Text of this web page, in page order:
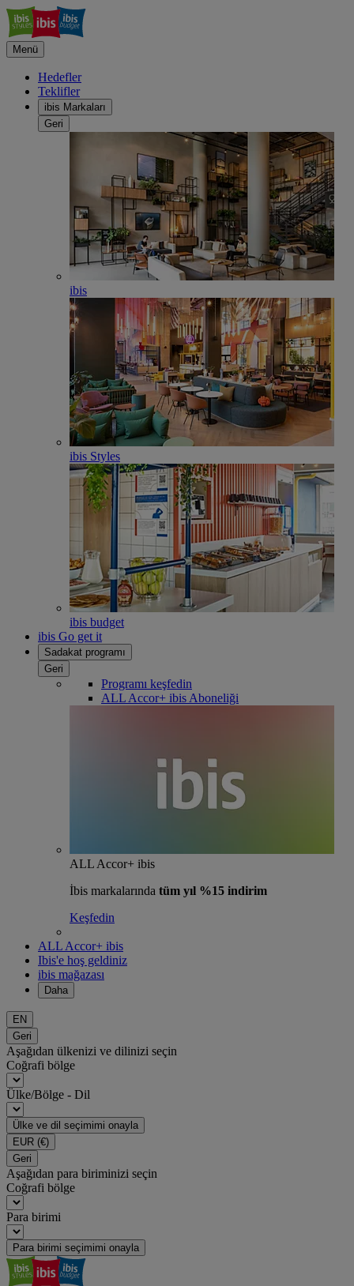
Menü
Hedefler
Teklifler
ibis Markaları
Geri
ibis
ibis Styles
ibis budget
ibis Go get it
Sadakat programı
Geri
Programı keşfedin
ALL Accor+ ibis Aboneliği
ALL Accor+ ibis
İbis markalarında tüm yıl %15 indirim
Keşfedin
ALL Accor+ ibis
Ibis'e hoş geldiniz
ibis mağazası
Daha
EN
Geri
Aşağıdan ülkenizi ve dilinizi seçin
Coğrafi bölge
Ülke/Bölge - Dil
Ülke ve dil seçimimi onayla
EUR (€)
Geri
Aşağıdan para biriminizi seçin
Coğrafi bölge
Para birimi
Para birimi seçimimi onayla